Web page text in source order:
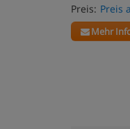
Preis: Preis
Mehr